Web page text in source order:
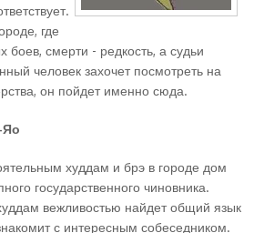
где
боев, смерти - редкость, а судьи
человек захочет посмотреть на
он пойдет именно сюда.
Яо
худдам и брэ в городе дом
государственного чиновника.
вежливостью найдет общий язык
с интересным собеседником.